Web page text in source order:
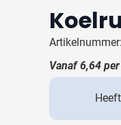
Weggevertjes
Multimedia
Tassen
Vanaf6,64